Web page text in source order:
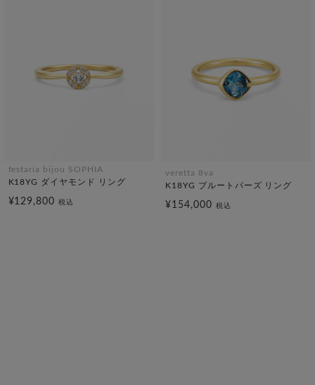
festaria bijou SOPHIA
K18YG ダイヤモンド リング
¥129,800税込
veretta 8va
K18YG ブルートパーズ リング
¥154,000 税込